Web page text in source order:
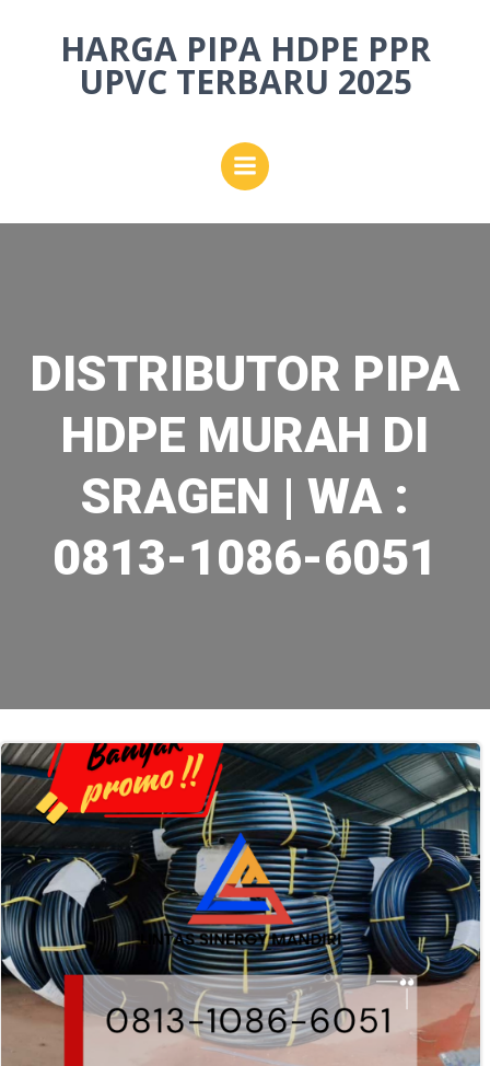
to
content
HARGA PIPA HDPE PPR
UPVC TERBARU 2025
DISTRIBUTOR PIPA
HDPE MURAH DI
SRAGEN | WA :
0813-1086-6051